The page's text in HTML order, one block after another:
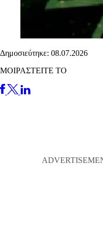
Δημοσιεύτηκε: 08.07.2026
ΜΟΙΡΑΣΤΕΙΤΕ ΤΟ